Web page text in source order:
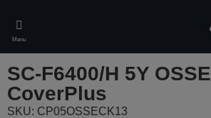
main
content
Menu
SC-F6400/H 5Y OSSE
CoverPlus
SKU: CP05OSSECK13